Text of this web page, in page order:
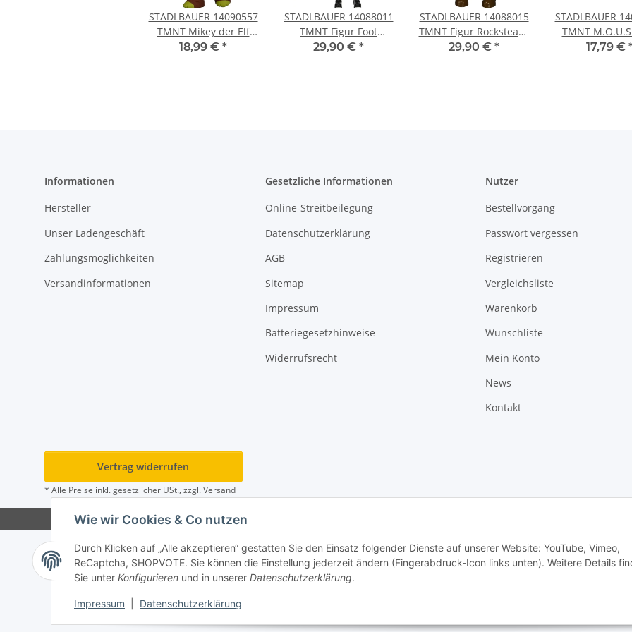
Wie wir Cookies & Co nutzen
Durch Klicken auf „Alle akzeptieren“ gestatten Sie den Einsatz folgender Dienste auf unserer Website: YouTube, Vimeo,
ReCaptcha, SHOPVOTE. Sie können die Einstellung jederzeit ändern (Fingerabdruck-Icon links unten). Weitere Details
Sie unter Konfigurieren und in unserer Datenschutzerklärung.
Impressum Datenschutzerklärung
STADLBAUER 14090557
TMNT Mikey der Elf
Basis Figur
18,99 € *
STADLBAUER 14088011
TMNT Figur Foot
Soldier Out of the
29,90 € *
STADLBAUER 14088015
TMNT Figur Rocksteady
Out of the Shadows
29,90 € *
STADLBAUER
TMNT
Basis
17,79 €
Informationen
Hersteller
Unser Ladengeschäft
Zahlungsmöglichkeiten
Versandinformationen
Gesetzliche Informationen
Online-Streitbeilegung
Datenschutzerklärung
AGB
Sitemap
Impressum
Batteriegesetzhinweise
Widerrufsrecht
Nutzer
Bestellvorgang
Passwort vergessen
Registrieren
Vergleichsliste
Warenkorb
Wunschliste
Mein Konto
News
Kontakt
Vertrag widerrufen
* Alle Preise inkl. gesetzlicher USt., zzgl.Versand